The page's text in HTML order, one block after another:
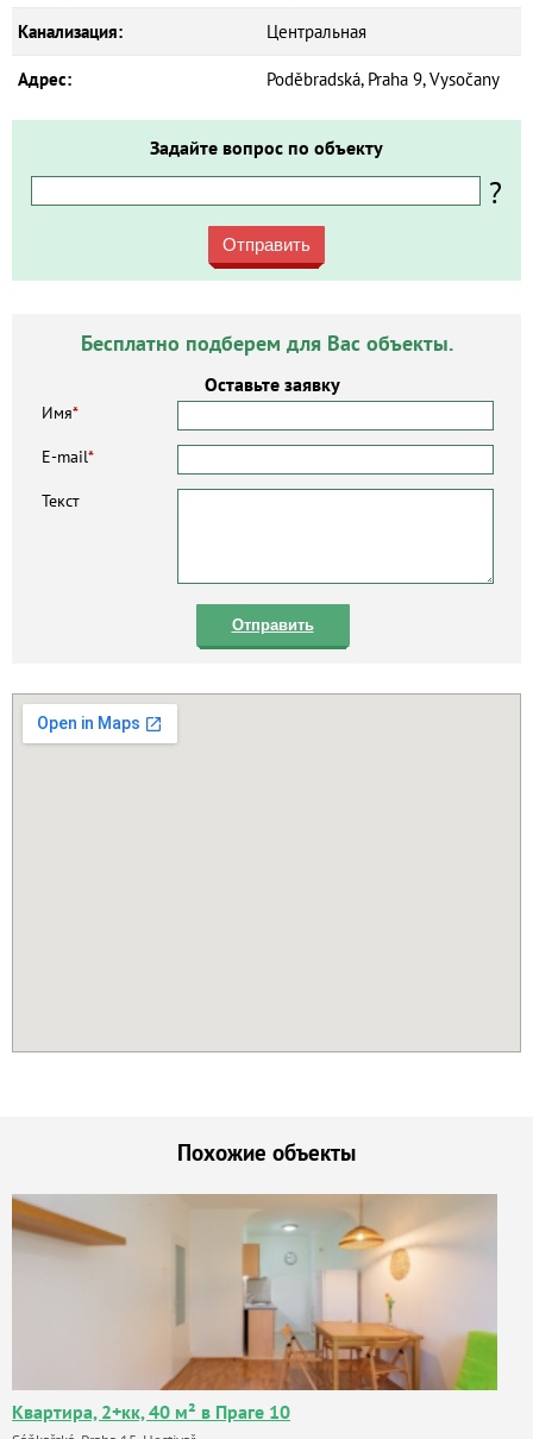
Канализация: Центральная
Адрес: Poděbradská, Praha 9, Vysočany
Задайте вопрос по объекту
?
Отправить
Бесплатно подберем для Вас объекты.
Оставьте заявку
Имя*
E-mail*
Текст
Отправить
Похожие объекты
Квартира, 2+кк, 40 м² в Праге 10